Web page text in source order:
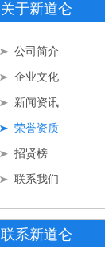
关于新道仑
公司简介
企业文化
新闻资讯
荣誉资质
招贤榜
联系我们
联系新道仑